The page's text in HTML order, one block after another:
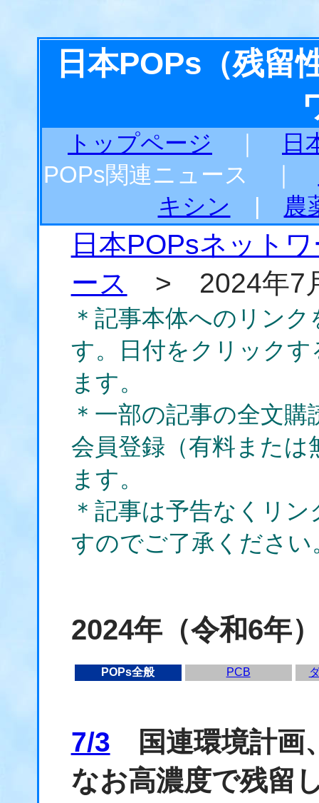
日本POPs（残留
トップページ
日
POPs関連ニュース ｜
キシン
農
日本POPsネット
ース
> 2024年7
＊記事本体へのリン
す。日付をクリック
ます。
＊一部の記事の全文
会員登録（有料また
ます。
＊記事は予告なくリ
すのでご了承ください
2024年（令和6年
POPs全般 PCB
7/3 国連環境計画
なお高濃度で残留